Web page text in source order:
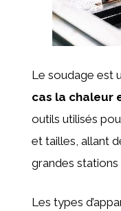
Le soudage est
cas la chaleur
outils utilisés
et tailles, allant
grandes
Les types